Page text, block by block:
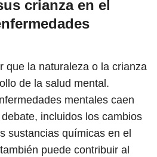
crianza en el
que la naturaleza o la crianza
de la salud mental.
mentales caen
incluidos los cambios
sustancias químicas en el
puede contribuir al